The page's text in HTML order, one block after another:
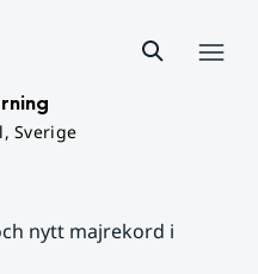
Sverige
nytt majrekord i